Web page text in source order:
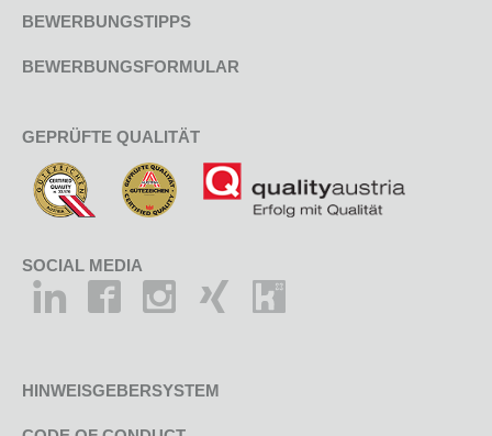
BEWERBUNGSTIPPS
BEWERBUNGSFORMULAR
GEPRÜFTE QUALITÄT
SOCIAL MEDIA
HINWEISGEBERSYSTEM